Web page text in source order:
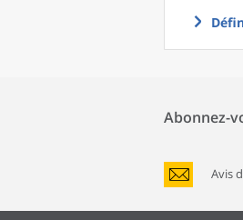
Abonnez-
Avis